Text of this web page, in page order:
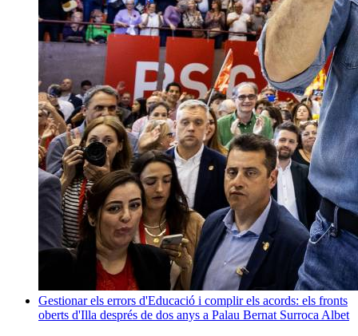
Gestionar els errors d'Educació i complir els acords: els fronts
oberts d'Illa després de dos anys a Palau Bernat Surroca Albet